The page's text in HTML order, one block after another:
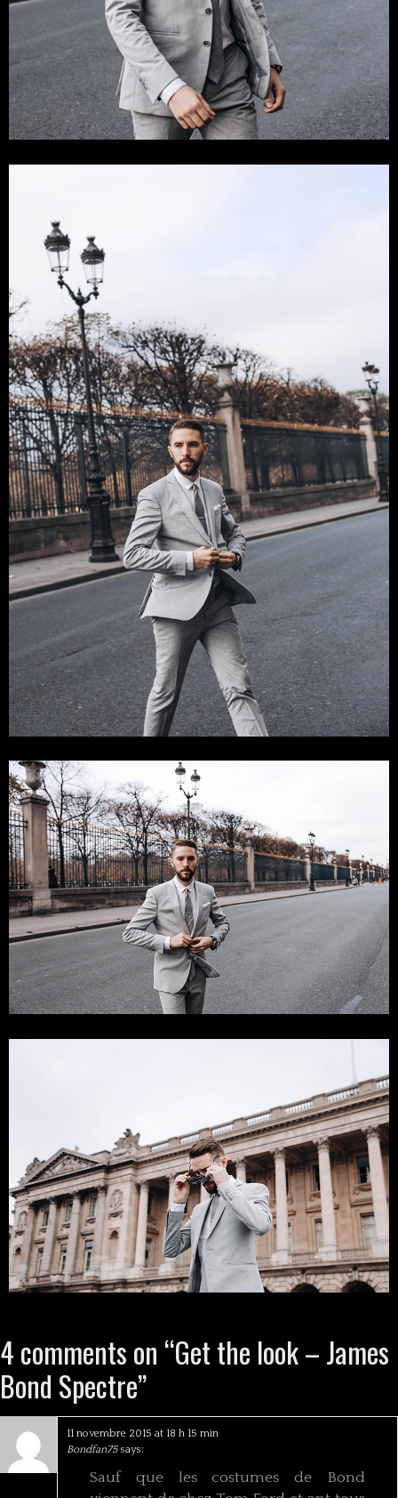
4 comments on “Get the look – James
Bond Spectre”
11 novembre 2015 at 18 h 15 min
Bondfan75 says:
Sauf que les costumes de Bond